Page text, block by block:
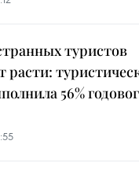
туристов
расти:
56%